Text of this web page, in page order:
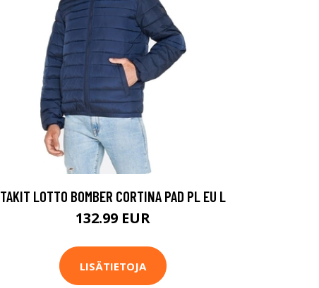
TAKIT LOTTO BOMBER CORTINA PAD PL EU L
132.99 EUR
LISÄTIETOJA